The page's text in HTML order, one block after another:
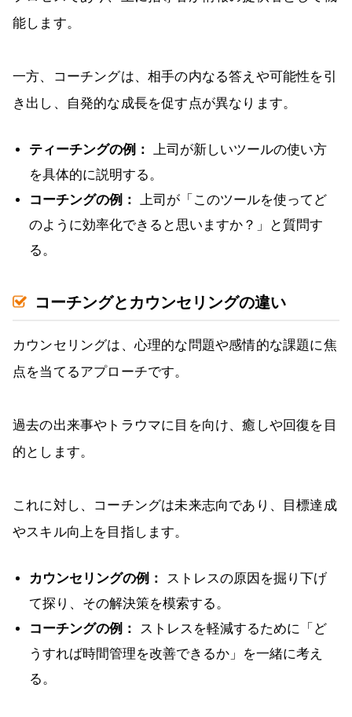
能します。
一方、コーチングは、相手の内なる答えや可能性を引
き出し、自発的な成長を促す点が異なります。
ティーチングの例：
上司が新しいツールの使い方
を具体的に説明する。
コーチングの例：
上司が「このツールを使ってど
のように効率化できると思いますか？」と質問す
る。
コーチングとカウンセリングの違い
カウンセリングは、心理的な問題や感情的な課題に焦
点を当てるアプローチです。
過去の出来事やトラウマに目を向け、癒しや回復を目
的とします。
これに対し、コーチングは未来志向であり、目標達成
やスキル向上を目指します。
カウンセリングの例：
ストレスの原因を掘り下げ
て探り、その解決策を模索する。
コーチングの例：
ストレスを軽減するために「ど
うすれば時間管理を改善できるか」を一緒に考え
る。